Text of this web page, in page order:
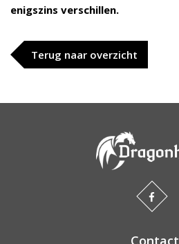
enigszins verschillen.
Terug naar overzicht